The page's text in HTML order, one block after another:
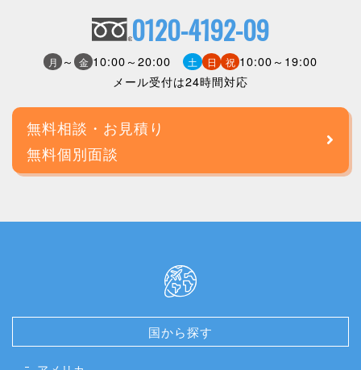
0120-4192-09
月 ～ 金 10:00～20:00 土 日 祝 10:00～19:00
メール受付は24時間対応
無料相談・お見積り
無料個別面談
国から探す